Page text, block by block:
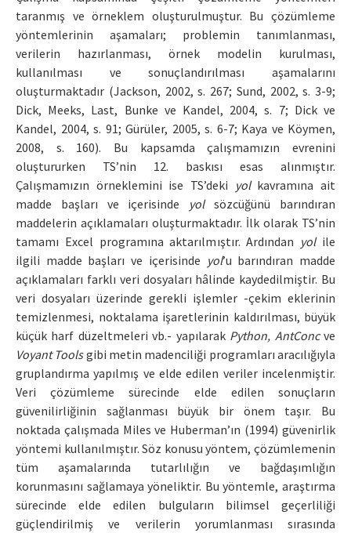
taranmış ve örneklem oluşturulmuştur. Bu çözümleme
yöntemlerinin aşamaları; problemin tanımlanması,
verilerin hazırlanması, örnek modelin kurulması,
kullanılması ve sonuçlandırılması aşamalarını
oluşturmaktadır (Jackson, 2002, s. 267; Sund, 2002, s. 3-9;
Dick, Meeks, Last, Bunke ve Kandel, 2004, s. 7; Dick ve
Kandel, 2004, s. 91; Gürüler, 2005, s. 6-7; Kaya ve Köymen,
2008, s. 160). Bu kapsamda çalışmamızın evrenini
oluştururken TS’nin 12. baskısı esas alınmıştır.
Çalışmamızın örneklemini ise TS’deki yolkavramına ait
madde başları ve içerisinde yolsözcüğünü barındıran
maddelerin açıklamaları oluşturmaktadır. İlk olarak TS’nin
tamamı Excel programına aktarılmıştır. Ardından yolile
ilgili madde başları ve içerisinde yol’u barındıran madde
açıklamaları farklı veri dosyaları hâlinde kaydedilmiştir. Bu
veri dosyaları üzerinde gerekli işlemler -çekim eklerinin
temizlenmesi, noktalama işaretlerinin kaldırılması, büyük
küçük harf düzeltmeleri vb.- yapılarak Python, AntConcve
Voyant Toolsgibi metin madenciliği programları aracılığıyla
gruplandırma yapılmış ve elde edilen veriler incelenmiştir.
Veri çözümleme sürecinde elde edilen sonuçların
güvenilirliğinin sağlanması büyük bir önem taşır. Bu
noktada çalışmada Miles ve Huberman’ın (1994) güvenirlik
yöntemi kullanılmıştır. Söz konusu yöntem, çözümlemenin
tüm aşamalarında tutarlılığın ve bağdaşımlığın
korunmasını sağlamaya yöneliktir. Bu yöntemle, araştırma
sürecinde elde edilen bulguların bilimsel geçerliliği
güçlendirilmiş ve verilerin yorumlanması sırasında